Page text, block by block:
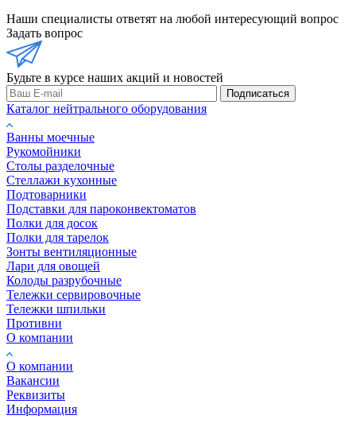
Наши специалисты ответят на любой интересующий вопрос
Задать вопрос
Будьте в курсе наших акций и новостей
Подписаться
Каталог нейтрального оборудования
Ванны моечные
Рукомойники
Столы разделочные
Стеллажи кухонные
Подтоварники
Подставки для пароконвектоматов
Полки для досок
Полки для тарелок
Зонты вентиляционные
Лари для овощей
Колоды разрубочные
Тележки сервировочные
Тележки шпильки
Противни
О компании
О компании
Вакансии
Реквизиты
Информация